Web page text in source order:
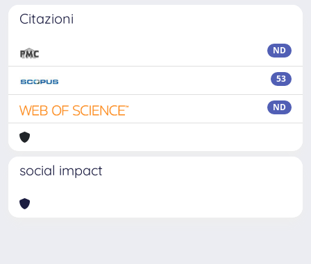
Citazioni
ND
53
ND
social impact